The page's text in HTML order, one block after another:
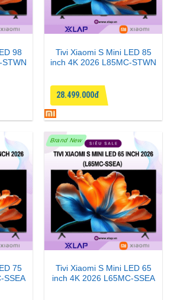
98
Tivi Xiaomi S Mini LED 85
inch 4K 2026 L85MC-STWN
28.499.000đ
75
SSEA
Brand New
Tivi Xiaomi S Mini LED 65
inch 4K 2026 L65MC-SSEA